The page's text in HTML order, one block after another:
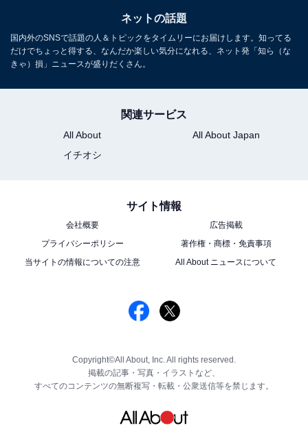
ネットの話題
国内外のSNSで話題の人＆トピックをタイムリーにお届けします。知ってる
だけでちょっと得する、なんだか楽しい気分になれる、ネット発「知ら（な
きゃ）損」ニュースが盛りだくさん。
関連サービス
All About
All About Japan
イチオシ
サイト情報
会社概要
広告掲載
プライバシーポリシー
著作権・商標・免責事項
当サイトの情報についての注意
All About ニュースについて
Copyright©All About, Inc. All rights reserved.
掲載の記事・写真・イラストなど、
すべてのコンテンツの無断複写・転載・公衆送信等を禁じます。